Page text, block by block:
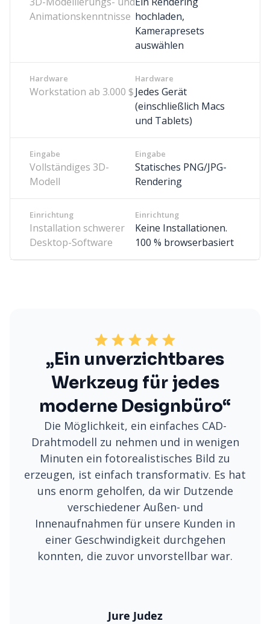
Animationskenntnisse hochladen,
Kamerapresets
auswählen
Hardware
Workstation ab 3.000 $
Hardware
Jedes Gerät
(einschließlich Macs
und Tablets)
Eingabe
Vollständiges 3D-
Modell
Eingabe
Statisches PNG/JPG-
Rendering
Einrichtung
Installation schwerer
Desktop-Software
Einrichtung
Keine Installationen.
100 % browserbasiert
„Ein unverzichtbares
Werkzeug für jedes
moderne Designbüro“
Die Möglichkeit, ein einfaches CAD-
Drahtmodell zu nehmen und in wenigen
Minuten ein fotorealistisches Bild zu
erzeugen, ist einfach transformativ. Es hat
uns enorm geholfen, da wir Dutzende
verschiedener Außen- und
Innenaufnahmen für unsere Kunden in
einer Geschwindigkeit durchgehen
konnten, die zuvor unvorstellbar war.
Jure Judez